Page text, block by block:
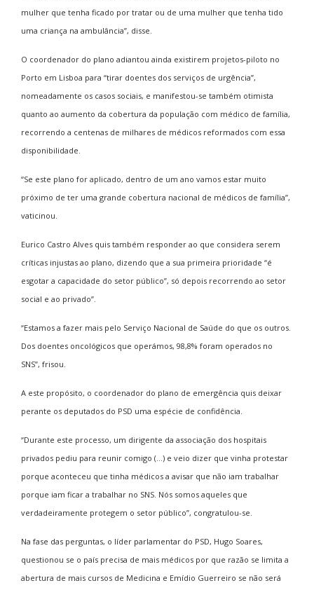
mulher que tenha ficado por tratar ou de uma mulher que tenha tido
uma criança na ambulância”, disse.
O coordenador do plano adiantou ainda existirem projetos-piloto no
Porto em Lisboa para “tirar doentes dos serviços de urgência”,
nomeadamente os casos sociais, e manifestou-se também otimista
quanto ao aumento da cobertura da população com médico de família,
recorrendo a centenas de milhares de médicos reformados com essa
disponibilidade.
“Se este plano for aplicado, dentro de um ano vamos estar muito
próximo de ter uma grande cobertura nacional de médicos de família”,
vaticinou.
Eurico Castro Alves quis também responder ao que considera serem
críticas injustas ao plano, dizendo que a sua primeira prioridade “é
esgotar a capacidade do setor público”, só depois recorrendo ao setor
social e ao privado”.
“Estamos a fazer mais pelo Serviço Nacional de Saúde do que os outros.
Dos doentes oncológicos que operámos, 98,8% foram operados no
SNS”, frisou.
A este propósito, o coordenador do plano de emergência quis deixar
perante os deputados do PSD uma espécie de confidência.
“Durante este processo, um dirigente da associação dos hospitais
privados pediu para reunir comigo (…) e veio dizer que vinha protestar
porque aconteceu que tinha médicos a avisar que não iam trabalhar
porque iam ficar a trabalhar no SNS. Nós somos aqueles que
verdadeiramente protegem o setor público”, congratulou-se.
Na fase das perguntas, o líder parlamentar do PSD, Hugo Soares,
questionou se o país precisa de mais médicos por que razão se limita a
abertura de mais cursos de Medicina e Emídio Guerreiro se não será